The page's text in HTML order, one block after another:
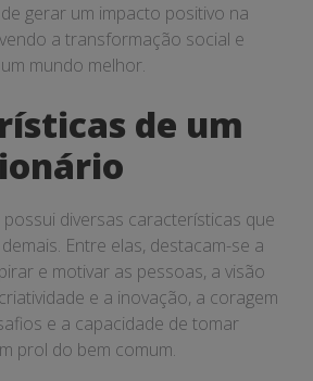
gerar um impacto positivo na
a transformação social e
mundo melhor.
de um
diversas características que
Entre elas, destacam-se a
e motivar as pessoas, a visão
e a inovação, a coragem
e a capacidade de tomar
prol do bem comum.